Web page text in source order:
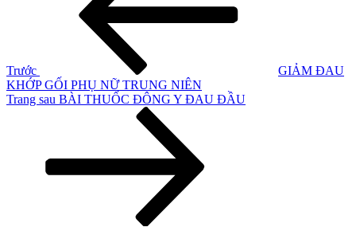
Trước
GIẢM ĐAU
KHỚP GỐI PHỤ NỮ TRUNG NIÊN
Bài
Trang sau BÀI THUỐC ĐÔNG Y ĐAU ĐẦU